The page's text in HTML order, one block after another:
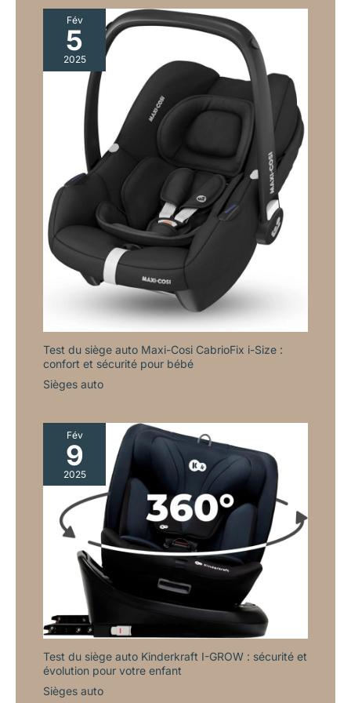
Fév
5
2025
Test du siège auto Maxi-Cosi CabrioFix i-Size :
confort et sécurité pour bébé
Sièges auto
Fév
9
2025
Test du siège auto Kinderkraft I-GROW : sécurité et
évolution pour votre enfant
Sièges auto